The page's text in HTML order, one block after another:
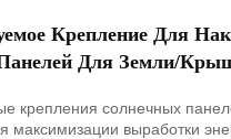
Крепление Для
Для Земли/
крепления солнечных
максимизации выработки